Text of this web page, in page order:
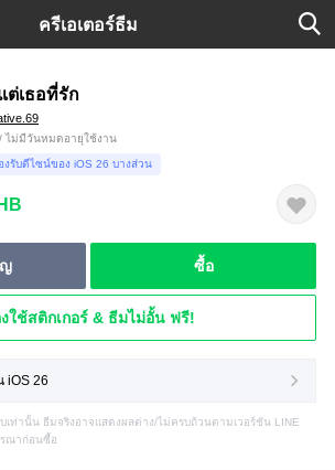
ครีเอเตอร์ธีม
ต่เธอที่รัก
ไม่มีวันหมดอายุใช้งาน
งรับดีไซน์ของ iOS 26 บางส่วน
ซื้อ
ใช้สติกเกอร์ & ธีมไม่อั้น ฟรี!
iOS 26
เท่านั้น ธีมจริงอาจแสดงผลต่าง/ไม่ครบถ้วนตามเวอร์ชัน LINE
รณาก่อนซื้อ